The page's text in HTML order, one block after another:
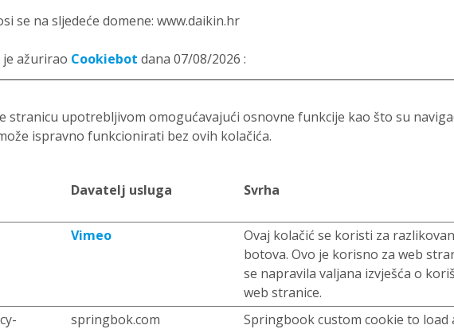
se na sljedeće domene: www.daikin.hr
je ažurirao Cookiebot dana 07/08/2026 :
stranicu upotrebljivom omogućavajući osnovne funkcije kao što su
ispravno funkcionirati bez ovih kolačića.
Davatelj usluga Svrha
Vimeo
Ovaj kolačić se koristi za
botova. Ovo je korisno za web
se napravila valjana izvješća o
web stranice.
springbok.com
Springbook custom cookie to load